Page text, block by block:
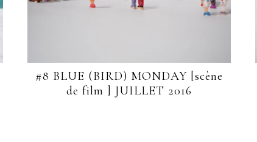
#8 BLUE (BIRD) MONDAY [scène
de film ] JUILLET 2016